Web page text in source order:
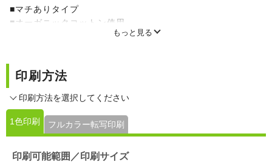
■マチありタイプ
■オーガニックコットン使用
■オーガニックコットンタグ付き
もっと見る
印刷方法
印刷方法を選択してください
1色印刷 フルカラー転写印刷
印刷可能範囲／印刷サイズ